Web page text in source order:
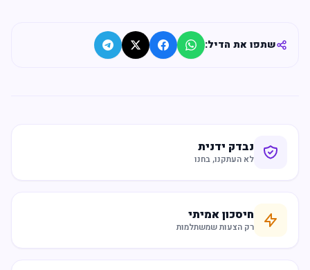
שתפו את הדיל:
נבדק ידנית
לא העתקנו, בחנו
חיסכון אמיתי
רק הצעות שמשתלמות